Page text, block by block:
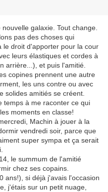
galaxie. Tout change.
pas des choses qui
le droit d'apporter pour la cour
leurs élastiques et cordes à
arrière...), et puis l'amitié.
copines prennent une autre
les uns contre ou avec
solides amitiés se créent.
temps à me raconter ce qui
moments en classe!
Machin à jouer à la
vendredi soir, parce que
super sympa et ça serait
le summum de l'amitié
chez ses copains.
ans!), si déjà j'avais l'occasion
j'étais sur un petit nuage,